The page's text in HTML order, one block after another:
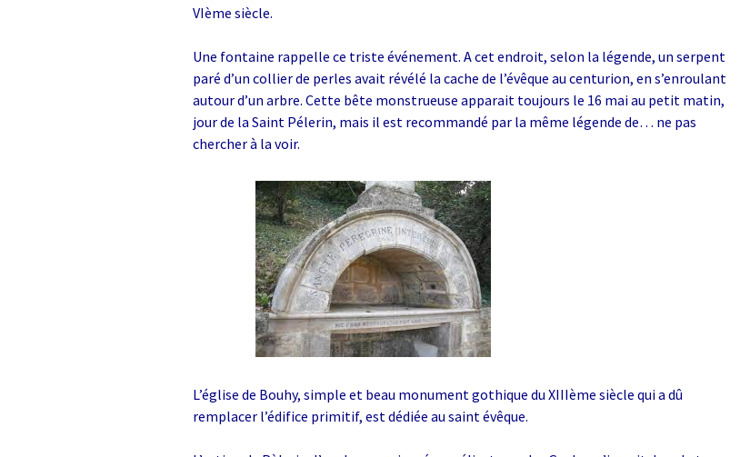
VIème siècle.
Une fontaine rappelle ce triste événement. A cet endroit, selon la légende, un serpent
paré d’un collier de perles avait révélé la cache de l’évêque au centurion, en s’enroulant
autour d’un arbre. Cette bête monstrueuse apparait toujours le 16 mai au petit matin,
jour de la Saint Pélerin, mais il est recommandé par la même légende de… ne pas
chercher à la voir.
L’église de Bouhy, simple et beau monument gothique du XIIIème siècle qui a dû
remplacer l’édifice primitif, est dédiée au saint évêque.